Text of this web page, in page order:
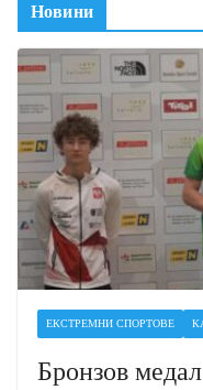
Новини
ЕКСТРЕМНИ СПОРТОВЕ
Бронзов